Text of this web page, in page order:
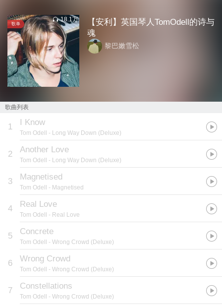
歌单
18.1万
【安利】英国琴人TomOdell的诗与
魂
黎巴嫩雪松
歌曲列表
1 I Know
Tom Odell - Long Way Down (Deluxe)
2 Another Love
Tom Odell - Long Way Down (Deluxe)
3 Magnetised
Tom Odell - Magnetised
4 Real Love
Tom Odell - Real Love
5 Concrete
Tom Odell - Wrong Crowd (Deluxe)
6 Wrong Crowd
Tom Odell - Wrong Crowd (Deluxe)
7 Constellations
Tom Odell - Wrong Crowd (Deluxe)